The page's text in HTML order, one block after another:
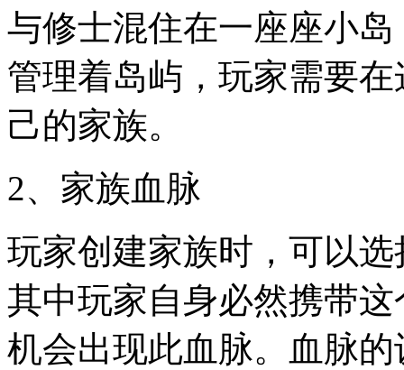
与修士混住在一座座小
管理着岛屿，玩家需要
己的家族。
2、家族血脉
玩家创建家族时，可以
其中玩家自身必然携带
机会出现此血脉。血脉